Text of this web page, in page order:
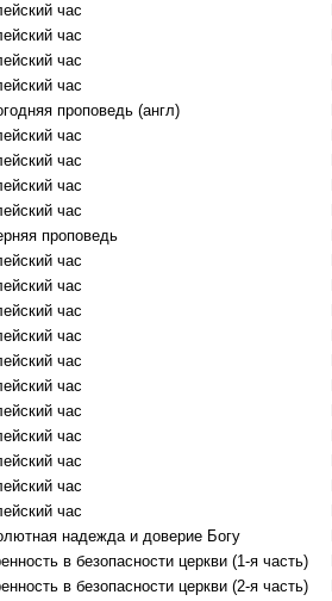
час
час
час
час
проповедь (англ)
час
час
час
час
проповедь
час
час
час
час
час
час
час
час
час
час
час
надежда и доверие Богу
в безопасности церкви (1-я часть)
в безопасности церкви (2-я часть)